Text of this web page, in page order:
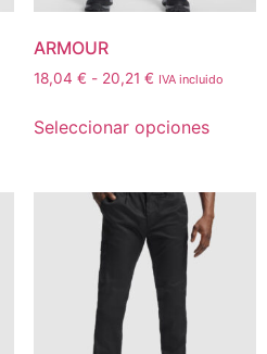
ARMOUR
18,04 € - 20,21 € IVA incluido
Seleccionar opciones